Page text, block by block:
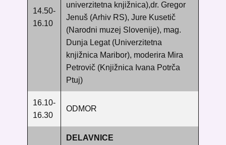
14.50-
16.10
univerzitetna knjižnica),dr. Gregor
Jenuš (Arhiv RS), Jure Kusetič
(Narodni muzej Slovenije), mag.
Dunja Legat (Univerzitetna
knjižnica Maribor), moderira Mira
Petrovič (Knjižnica Ivana Potrča
Ptuj)
16.10-
16.30
ODMOR
DELAVNICE